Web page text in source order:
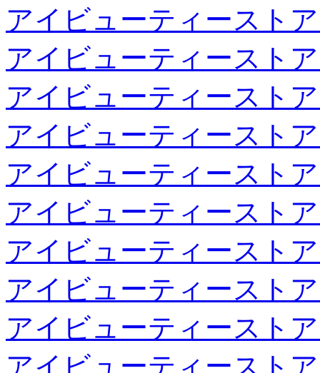
アイビューティースト
アイビューティースト
アイビューティースト
アイビューティースト
アイビューティースト
アイビューティースト
アイビューティースト
アイビューティースト
アイビューティースト
アイビューティースト